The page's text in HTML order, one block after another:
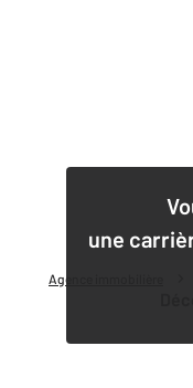
Agence immobilière
une